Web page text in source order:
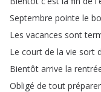
Septembre pointe le
Les vacances sont
Le court de la vie sort
Bientôt arrive la
Obligé de tout préparer